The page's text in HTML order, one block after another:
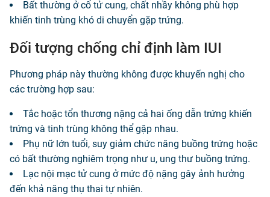
Bất thường ở cổ tử cung, chất nhầy không phù hợp
khiến tinh trùng khó di chuyển gặp trứng.
Đối tượng chống chỉ định làm IUI
Phương pháp này thường không được khuyến nghị cho
các trường hợp sau:
Tắc hoặc tổn thương nặng cả hai ống dẫn trứng khiến
trứng và tinh trùng không thể gặp nhau.
Phụ nữ lớn tuổi, suy giảm chức năng buồng trứng hoặc
có bất thường nghiêm trọng như u, ung thư buồng trứng.
Lạc nội mạc tử cung ở mức độ nặng gây ảnh hưởng
đến khả năng thụ thai tự nhiên.